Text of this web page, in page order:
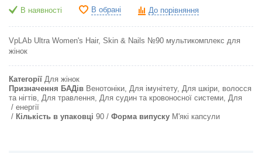
В наявності В обрані До порівняння
VpLAb Ultra Women's Hair, Skin & Nails №90 мультикомплекс для
жінок
Категорії Для жінок
Призначення БАДів Венотоніки, Для імунітету, Для шкіри, волосся
та нігтів, Для травлення, Для судин та кровоносної системи, Для
енергії
Кількість в упаковці 90 Форма випуску М'які капсули